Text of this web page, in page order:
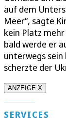
auf dem
Meer“, sagte
kein Platz
bald werde er
unterwegs
scherzte der
ANZEIGE X
SERVICES